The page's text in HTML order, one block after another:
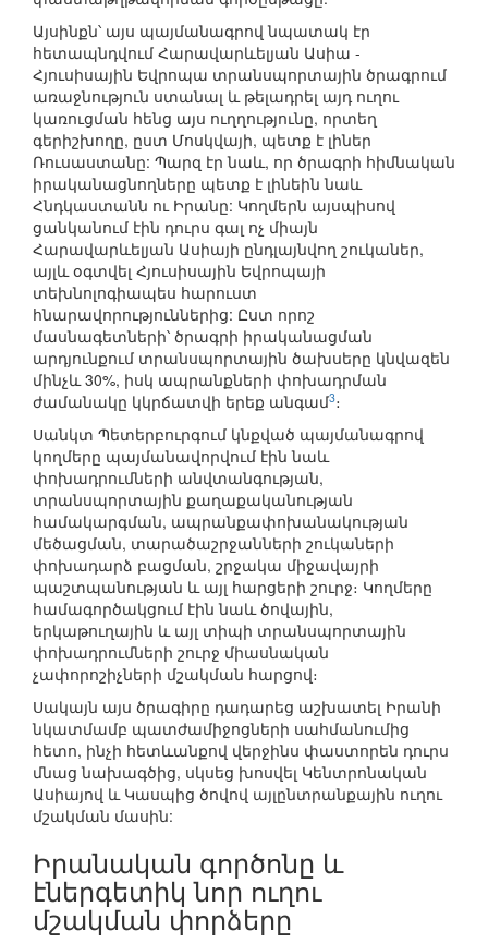
Այսինքն՝ այս պայմանագրով նպատակ էր
հետապնդվում Հարավարևելյան Ասիա -
Հյուսիսային Եվրոպա տրանսպորտային ծրագրում
առաջնություն ստանալ և թելադրել այդ ուղու
կառուցման հենց այս ուղղությունը, որտեղ
գերիշխողը, ըստ Մոսկվայի, պետք է լիներ
Ռուսաստանը: Պարզ էր նաև, որ ծրագրի հիմնական
իրականացնողները պետք է լինեին նաև
Հնդկաստանն ու Իրանը: Կողմերն այսպիսով
ցանկանում էին դուրս գալ ոչ միայն
Հարավարևելյան Ասիայի ընդլայնվող շուկաներ,
այլև օգտվել Հյուսիսային Եվրոպայի
տեխնոլոգիապես հարուստ
հնարավորություններից: Ըստ որոշ
մասնագետների՝ ծրագրի իրականացման
արդյունքում տրանսպորտային ծախսերը կնվազեն
մինչև 30%, իսկ ապրանքների փոխադրման
ժամանակը կկրճատվի երեք անգամ3։
Սանկտ Պետերբուրգում կնքված պայմանագրով
կողմերը պայմանավորվում էին նաև
փոխադրումների անվտանգության,
տրանսպորտային քաղաքականության
համակարգման, ապրանքափոխանակության
մեծացման, տարածաշրջանների շուկաների
փոխադարձ բացման, շրջակա միջավայրի
պաշտպանության և այլ հարցերի շուրջ։ Կողմերը
համագործակցում էին նաև ծովային,
երկաթուղային և այլ տիպի տրանսպորտային
փոխադրումների շուրջ միասնական
չափորոշիչների մշակման հարցով։
Սակայն այս ծրագիրը դադարեց աշխատել Իրանի
նկատմամբ պատժամիջոցների սահմանումից
հետո, ինչի հետևանքով վերջինս փաստորեն դուրս
մնաց նախագծից, սկսեց խոսվել Կենտրոնական
Ասիայով և Կասպից ծովով այլընտրանքային ուղու
մշակման մասին:
Իրանական գործոնը և
էներգետիկ նոր ուղու
մշակման փորձերը